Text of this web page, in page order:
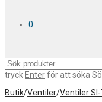
0
tryck Enterför att söka
Butik/Ventiler/Ventiler SI-